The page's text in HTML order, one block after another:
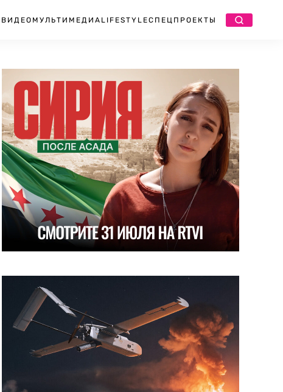
ВИДЕО МУЛЬТИМЕДИА LIFESTYLEСПЕЦПРОЕКТЫ